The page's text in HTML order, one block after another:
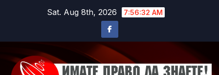
Sat. Aug 8th, 2026 7:56:35 AM